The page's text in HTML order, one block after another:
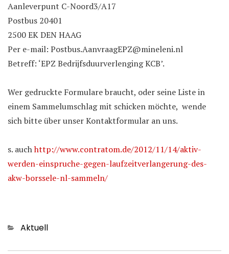
Aanleverpunt C-Noord3/A17
Postbus 20401
2500 EK DEN HAAG
Per e-mail: Postbus.AanvraagEPZ@mineleni.nl
Betreff: ‘EPZ Bedrijfsduurverlenging KCB’.
Wer gedruckte Formulare braucht, oder seine Liste in
einem Sammelumschlag mit schicken möchte, wende
sich bitte über unser Kontaktformular an uns.
s. auchhttp://www.contratom.de/2012/11/14/aktiv-
werden-einspruche-gegen-laufzeitverlangerung-des-
akw-borssele-nl-sammeln/
Categories
Aktuell